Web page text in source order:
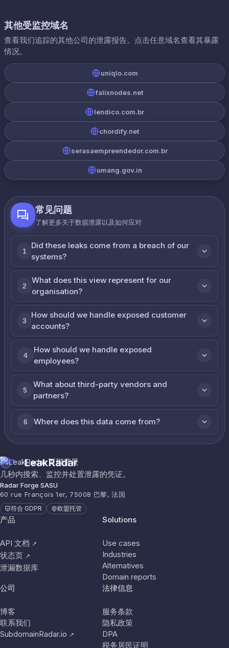
其他受监控域名
查看我们追踪的其他公司的泄露报告。点击任意域名查看其暴露
情况。
uniqlo.com
falixnodes.net
lendico.com.br
chordify.net
serasaempreendedor.com.br
umang.gov.in
常见问题
了解更多关于数据泄露以及如何应对
1
Did these leaks come from a breach of our
systems?
2
What does this view represent for our
organisation?
3
How should we handle exposed customer
accounts?
4
How should we handle exposed
employees?
5
What about third-party vendors and
partners?
6 Where does this data come from?
LeakRadar
几秒内搜索、监控并处置泄露的凭证。
Radar Forge SASU
60 rue François 1er, 75008 巴黎, 法国
符合 GDPR 欧盟托管
产品
API 文档 ↗
状态页 ↗
泄漏数据库
Solutions
Use cases
Industries
Alternatives
Domain reports
公司
博客
联系我们
SubdomainRadar.io ↗
法律信息
服务条款
隐私政策
DPA
税务居民证明